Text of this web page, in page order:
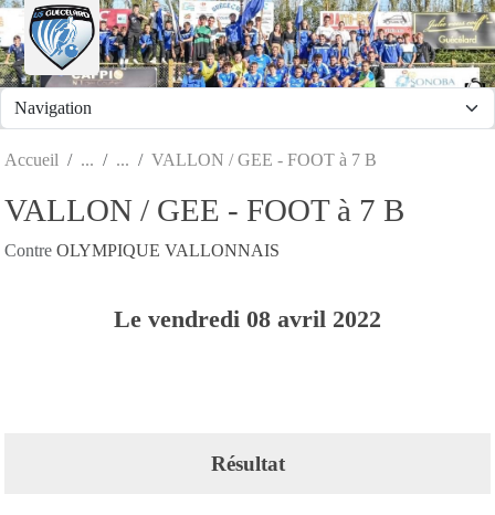
Accueil VALLON / GEE - FOOT à 7 B
VALLON / GEE - FOOT à 7 B
Contre OLYMPIQUE VALLONNAIS
Le vendredi 08 avril 2022
Résultat
Panneau de gestion des cookies